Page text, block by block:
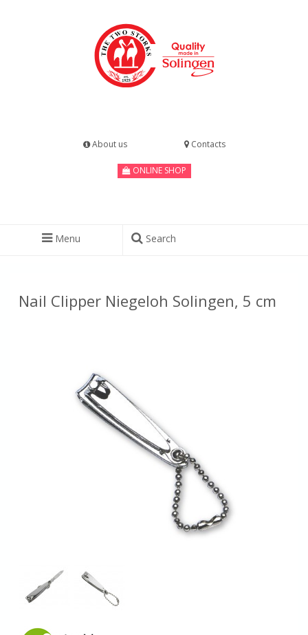
About us Contacts
ONLINE SHOP
Menu Search
Nail Clipper Niegeloh Solingen, 5 cm